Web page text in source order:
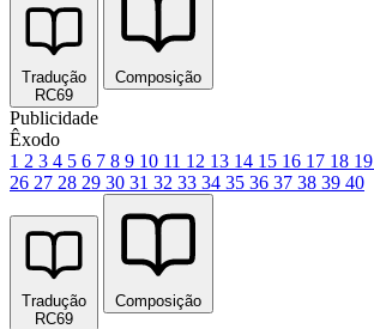
Tradução
RC69
Composição
Publicidade
Êxodo
1 2 3 4 5 6 7 8 9 10 11 12 13 14 15 16 17 18 19
26 27 28 29 30 31 32 33 34 35 36 37 38 39 40
Tradução
RC69
Composição